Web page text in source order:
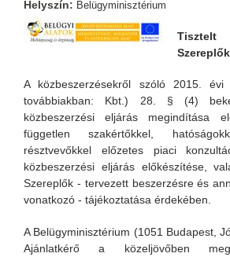
Helyszín: Belügyminisztérium
Tisztelt
A közbeszerzésekről szóló 2015.
továbbiakban: Kbt.) 28. § (4)
közbeszerzési eljárás megindítása
független szakértőkkel,
résztvevőkkel előzetes piaci
közbeszerzési eljárás előkészítése,
Szereplők - tervezett beszerzésre és
vonatkozó - tájékoztatása érdekében.
A Belügyminisztérium (1051 Budapest,
Ajánlatkérő a közeljövőben